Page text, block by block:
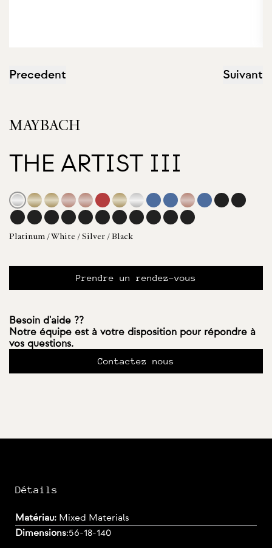
Precedent Suivant
MAYBACH
THE ARTIST III
Platinum / White / Silver / Black
Prendre un rendez-vous
Besoin d'aide ??
Notre équipe est à votre disposition pour répondre à
vos questions.
Contactez nous
Détails
Matériau: Mixed Materials
Dimensions:56-18-140